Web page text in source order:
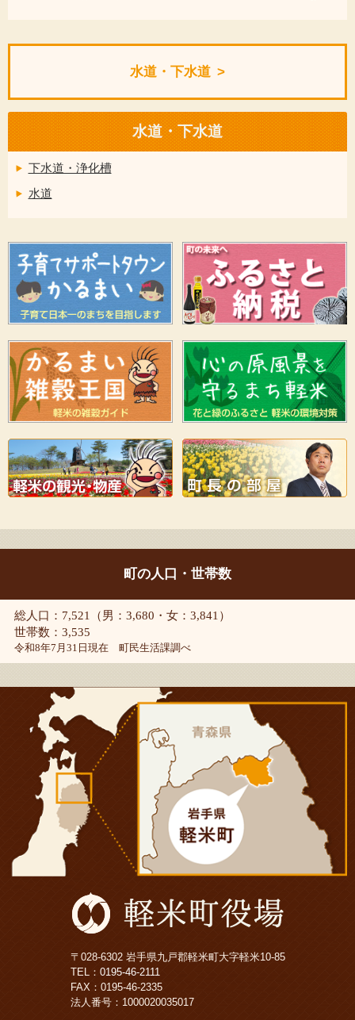
水道・下水道
水道・下水道
下水道・浄化槽
水道
町の人口・世帯数
総人口：7,521（男：3,680・女：3,841）
世帯数：3,535
令和8年7月31日現在 町民生活課調べ
〒028-6302 岩手県九戸郡軽米町大字軽米10-85
TEL： 0195-46-2111
FAX：0195-46-2335
法人番号：1000020035017